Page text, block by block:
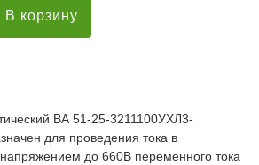
В корзину
ВА 51-25-3211100УХЛ3-
для проведения тока в
напряжением до 660В переменного тока